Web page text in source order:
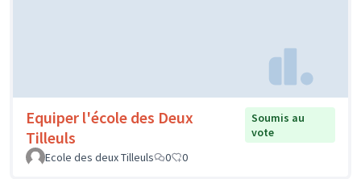
Equiper l'école des Deux
Tilleuls
Soumis au
vote
Ecole des deux Tilleuls
0 0